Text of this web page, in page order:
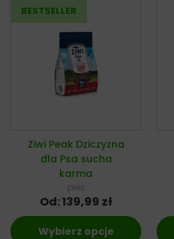
Ziwi Peak Dziczyzna
dla Psa sucha
karma
pies
Od:139,99 zł
Wybierz opcje